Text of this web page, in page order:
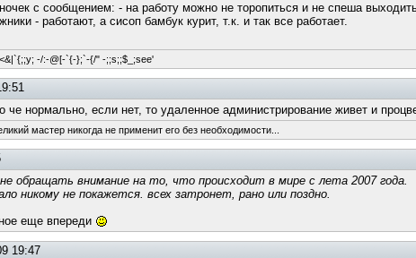
с сообщением: - на работу можно не торопиться и не спеша
- работают, а сисоп бамбук курит, т.к. и так все работает.
-/:-@[-`{-};`-{/" -;;s;;$_;see'
че нормально, если нет, то удаленное администрирование живет и
мастер никогда не применит его без необходимости...
обращать внимание на то, что происходит в мире с лета 2007 года.
никому не покажется. всех затронет, рано или поздно.
еще впереди
19:47